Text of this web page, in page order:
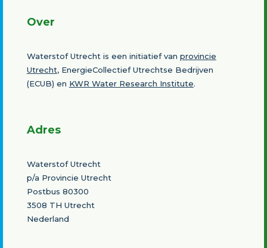
Over
Waterstof Utrecht is een initiatief van provincie
Utrecht, EnergieCollectief Utrechtse Bedrijven
(ECUB) en KWR Water Research Institute.
Adres
Waterstof Utrecht
p/a Provincie Utrecht
Postbus 80300
3508 TH Utrecht
Nederland